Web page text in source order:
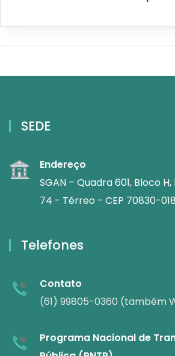
SEDE
Endereço
SGAN – Quadra 601, Bloco
74 - Térreo - CEP 70830-
Telefones
Contato
(61) 99805-0360 (também
Programa Nacional de